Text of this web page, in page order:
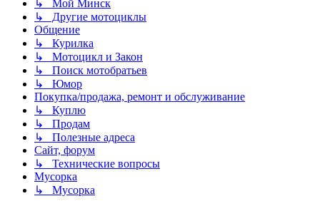
↳ Мой Минск
↳ Другие мотоциклы
Общение
↳ Курилка
↳ Мотоцикл и Закон
↳ Поиск мотобратьев
↳ Юмор
Покупка/продажа, ремонт и обслуживание
↳ Куплю
↳ Продам
↳ Полезные адреса
Сайт, форум
↳ Технические вопросы
Мусорка
↳ Мусорка